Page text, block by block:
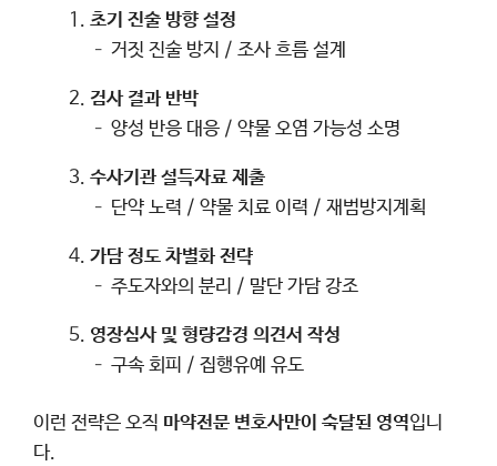
초기 진술 방향 설정
– 거짓 진술 방지 / 조사 흐름 설계
검사 결과 반박
– 양성 반응 대응 / 약물 오염 가능성 소명
수사기관 설득자료 제출
– 단약 노력 / 약물 치료 이력 / 재범방지계획
가담 정도 차별화 전략
– 주도자와의 분리 / 말단 가담 강조
영장심사 및 형량감경 의견서 작성
– 구속 회피 / 집행유예 유도
이런 전략은 오직 마약전문 변호사만이 숙달된 영역입니
다.